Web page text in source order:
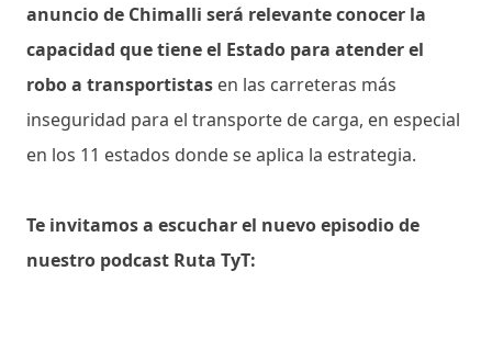
anuncio de Chimalli será relevante conocer la
capacidad que tiene el Estado para atender el
robo a transportistas en las carreteras más
inseguridad para el transporte de carga, en especial
en los 11 estados donde se aplica la estrategia.
Te invitamos a escuchar el nuevo episodio de
nuestro podcast Ruta TyT: